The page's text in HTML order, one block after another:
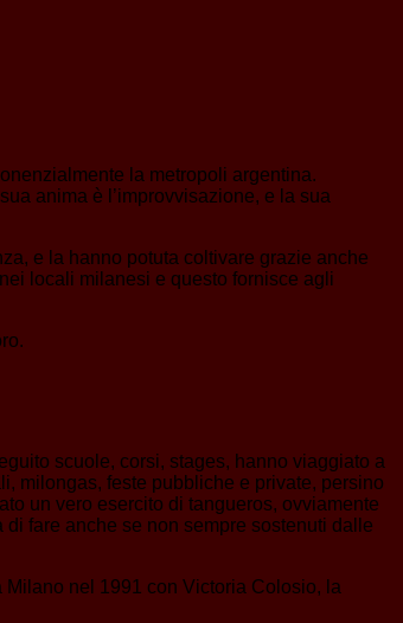
la metropoli argentina.
anima è l’improvvisazione, e la sua
e la hanno potuta coltivare grazie anche
locali milanesi e questo fornisce agli
scuole, corsi, stages, hanno viaggiato a
milongas, feste pubbliche e private, persino
un vero esercito di tangueros, ovviamente
fare anche se non sempre sostenuti dalle
nel 1991 con Victoria Colosio, la